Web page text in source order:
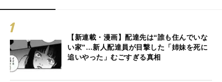
【新連載・漫画】配達先は“誰も住んでいな
い家”…新人配達員が目撃した「姉妹を死に
追いやった」むごすぎる真相